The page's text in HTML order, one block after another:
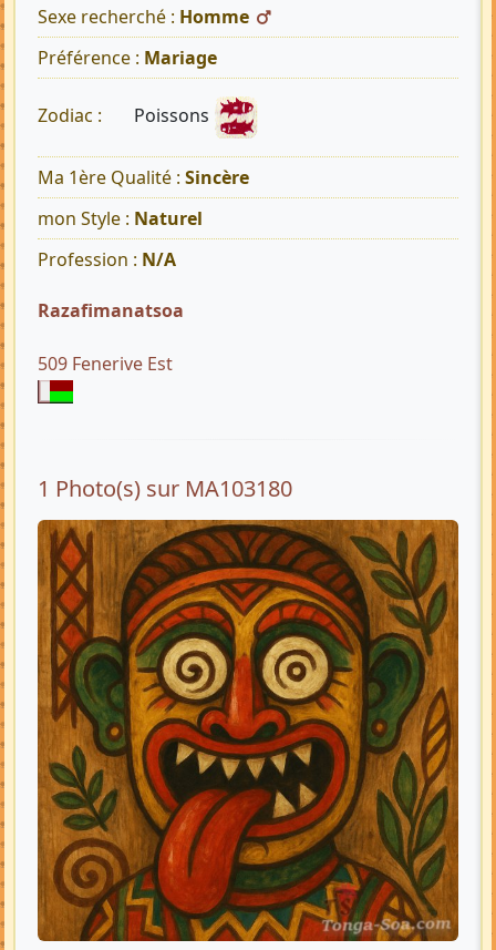
Sexe recherché : Homme
Préférence : Mariage
Zodiac : Poissons
Ma 1ère Qualité : Sincère
mon Style : Naturel
Profession : N/A
Razafimanatsoa
509 Fenerive Est
1 Photo(s) sur MA103180